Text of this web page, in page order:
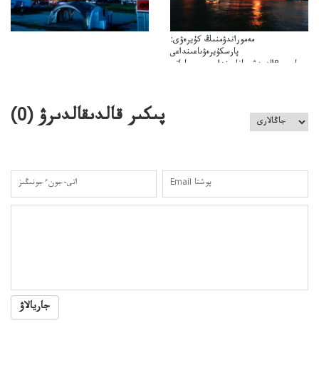
مەموراندۋمنىڭ كۇيرەۋى:
پارسكۇيرەۋىاعىنداعى
پارسى&الەمدشىعاناعىنداعىسىن ساعاتى
پىكىر قالدىقالدىرۋ (0
)
جاريالاۋ